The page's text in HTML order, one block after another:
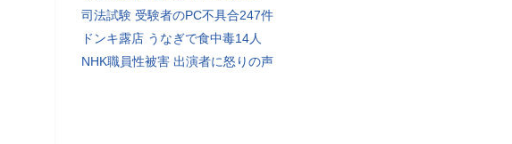
司法試験 受験者のPC不具合247件
ドンキ露店 うなぎで食中毒14人
NHK職員性被害 出演者に怒りの声